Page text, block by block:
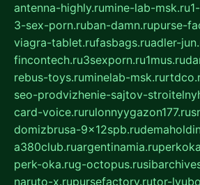
antenna-highly.rumine-lab-msk.ru
3-sex-porn.ruban-damn.rupurse-
viagra-tablet.rufasbags.ruadler-
fincontech.ru3sexporn.ru1mus.ru
rebus-toys.ruminelab-msk.ru
seo-prodvizhenie-sajtov-
card-voice.rurulonnyygazon177.ru
domizbrusa-9x12spb.ru
a380club.ruargentinamia.ru
perk-oka.rug-octopus.ru
naruto-x.rupursefactory.rutor-